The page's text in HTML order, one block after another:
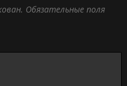
Обязательные поля